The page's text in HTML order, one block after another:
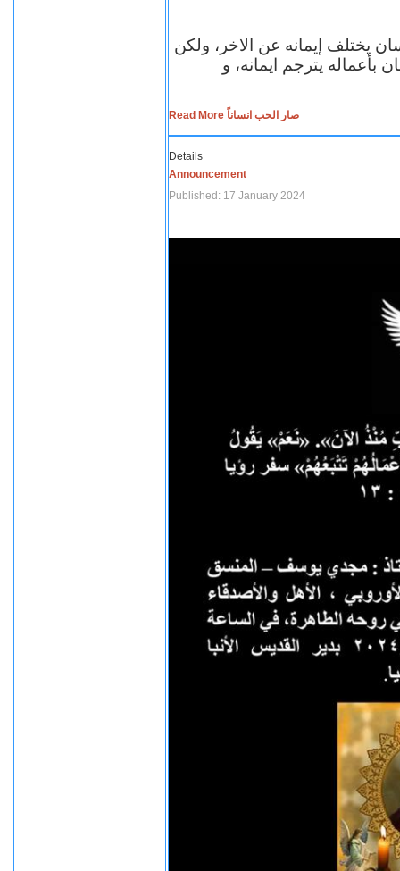
يختلف إيمانه عن الاخر، ولكن
بأعماله يترجم ايمانه، و
Read More صار الحب انساناً
Details
Announcement
Published: 17 January 2024